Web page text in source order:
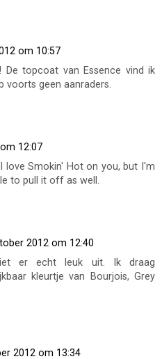
om 08:20
essence: quick dry! Weet niet of
maar toch snel genoeg
om 10:57
topcoat van Essence vind ik
geen aanraders.
12:07
love Smokin' Hot on you, but I'm
to pull it off as well.
2012 om 12:40